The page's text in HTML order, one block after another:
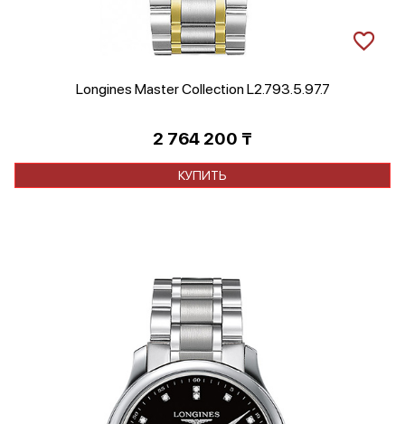
Longines Master Collection L2.793.5.97.7
2 764 200 ₸
КУПИТЬ